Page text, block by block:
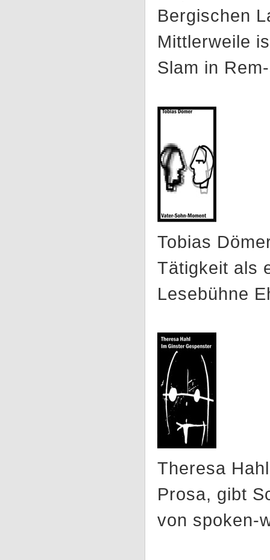
Bergischen
Mittlerweile
Slam in
Tobias
Tätigkeit als
Lesebühne
Theresa
Prosa, gibt
von spoken-